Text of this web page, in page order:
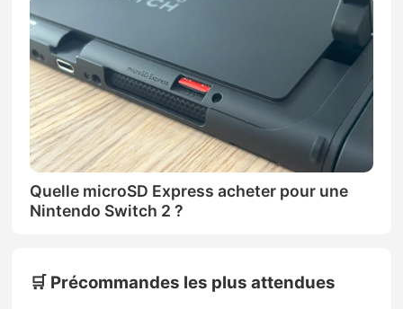
Quelle microSD Express acheter pour une
Nintendo Switch 2 ?
🛒 Précommandes les plus attendues